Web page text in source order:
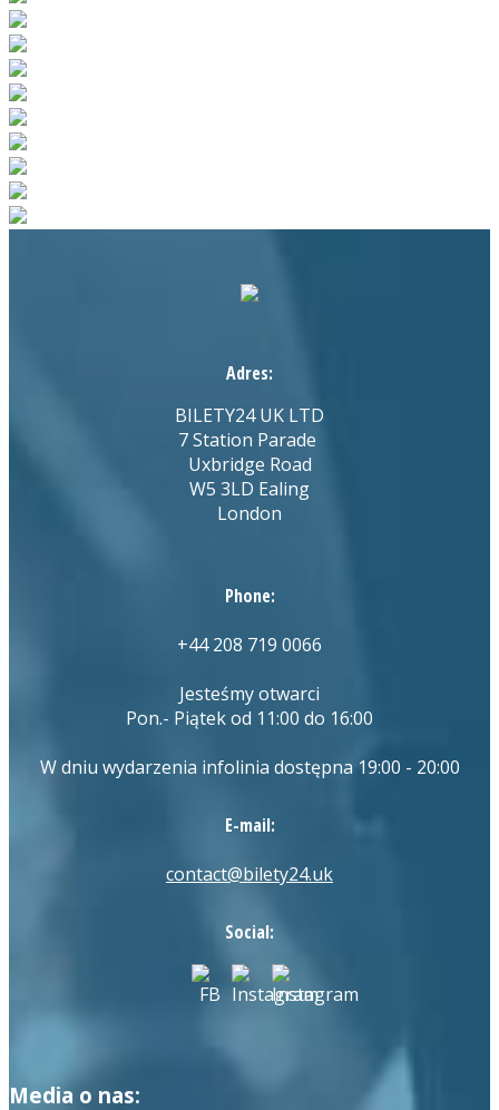
Adres:
BILETY24 UK LTD
7 Station Parade
Uxbridge Road
W5 3LD Ealing
London
Phone:
+44 208 719 0066
Jesteśmy otwarci
Pon.- Piątek od 11:00 do 16:00
W dniu wydarzenia infolinia dostępna 19:00 - 20:00
E-mail:
contact@bilety24.uk
Social:
Media o nas: